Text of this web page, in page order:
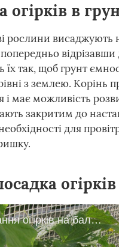
огірків в
рослини висаджують
відрізавши
так, щоб грунт
з землею. Корінь
і має можливість
закритим до
для
Вирощування огірків на балконі. GuberniaTV